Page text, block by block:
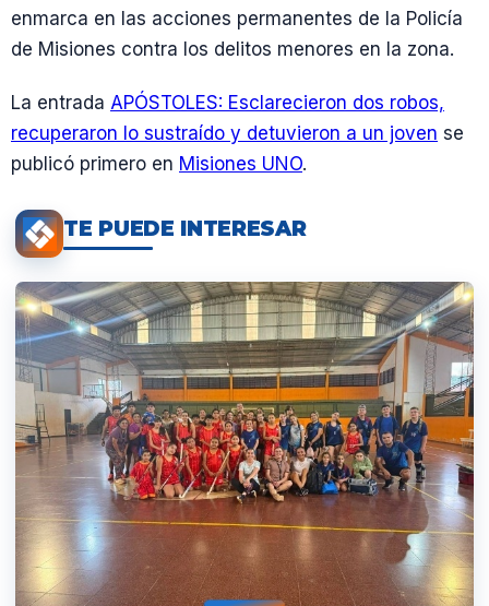
enmarca en las acciones permanentes de la Policía
de Misiones contra los delitos menores en la zona.
La entrada APÓSTOLES: Esclarecieron dos robos,
recuperaron lo sustraído y detuvieron a un joven se
publicó primero en Misiones UNO.
TE PUEDE INTERESAR